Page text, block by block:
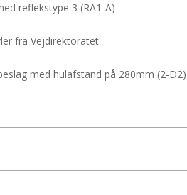
reflekstype 3 (RA1-A)
fra Vejdirektoratet
med hulafstand på 280mm (2-D2)